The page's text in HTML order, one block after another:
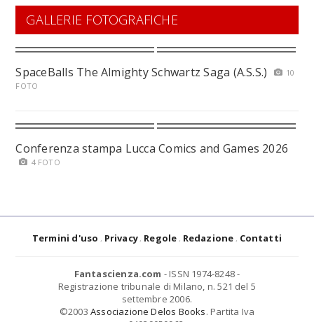
GALLERIE FOTOGRAFICHE
SpaceBalls The Almighty Schwartz Saga (A.S.S.)
10
FOTO
Conferenza stampa Lucca Comics and Games 2026
4 FOTO
Termini d'uso Privacy Regole Redazione Contatti
Fantascienza.com - ISSN 1974-8248 -
Registrazione tribunale di Milano, n. 521 del 5
settembre 2006.
©2003 Associazione Delos Books. Partita Iva